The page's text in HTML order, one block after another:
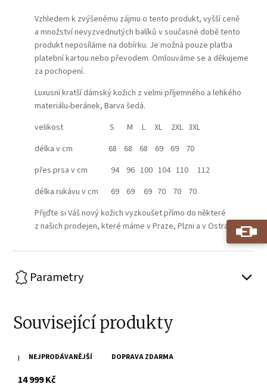
Vzhledem k zvýšenému zájmu o tento produkt, vyšší ceně
a množství nevyzvednutých balíků v současné době tento
produkt neposíláme na dobírku. Je možná pouze platba
platební kartou nebo převodem. Omlouváme se a děkujeme
za pochopení.
Luxusní kratší dámský kožich z velmi příjemného a lehkého
materiálu-beránek, Barva šedá.
velikost S M L XL 2XL 3XL
délka v cm 68 68 68 69 69 70
přes prsa v cm 94 96 100 104 110 112
délka rukávu v cm 69 69 69 70 70 70
Přijďte si Váš nový kožich vyzkoušet přímo do některé
z našich prodejen, které máme v Praze, Plzni a v Ostravě.
Parametry
Související produkty
NEJPRODÁVANĚJŠÍ DOPRAVA ZDARMA
Dámský hnědý kožich INESS
14 999 Kčs DPH